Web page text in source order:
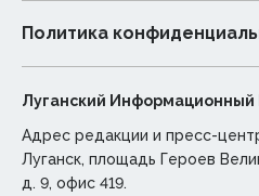
Политика
Луганский
Адрес редакции и пресс-
Луганск, площадь Героев
д. 9, офис 419.